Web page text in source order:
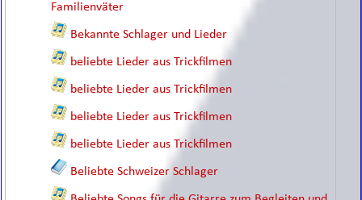
Familienväter
Bekannte Schlager und Lieder
beliebte Lieder aus Trickfilmen
beliebte Lieder aus Trickfilmen
beliebte Lieder aus Trickfilmen
beliebte Lieder aus Trickfilmen
Beliebte Schweizer Schlager